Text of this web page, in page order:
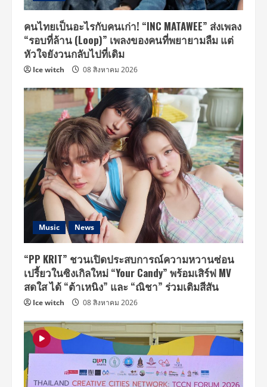
คนไทยเป็นอะไรกับคนเก่า! “INC MATAWEE” ส่งเพลง
“รอบที่ล้าน (Loop)” เพลงของคนที่พยายามลืม แต่
หัวใจยังวนกลับไปที่เดิม
Ice witch 08 สิงหาคม 2026
Music News
“PP KRIT” ชวนเปิดประสบการณ์ความหวานซ่อน
เปรี้ยวในซิงเกิลใหม่ “Your Candy” พร้อมเสิร์ฟ MV
สดใส ได้ “ต้าเหนิง” และ “ณิชา” ร่วมเติมสีสัน
Ice witch 08 สิงหาคม 2026